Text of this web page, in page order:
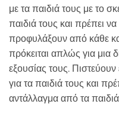
με τα παιδιά τους με το
παιδιά τους και πρέπει να
προφυλάξουν από κάθε
πρόκειται απλώς για μια
εξουσίας τους.
για τα παιδιά τους και
αντάλλαγμα από τα